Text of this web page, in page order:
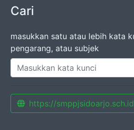
Cari
masukkan satu atau lebih kata
pengarang, atau subjek
https://smppjsidoarjo.sch.id